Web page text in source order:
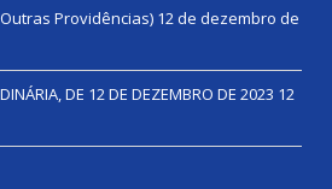
Providências) 12 de dezembro de
DE 12 DE DEZEMBRO DE 2023 12